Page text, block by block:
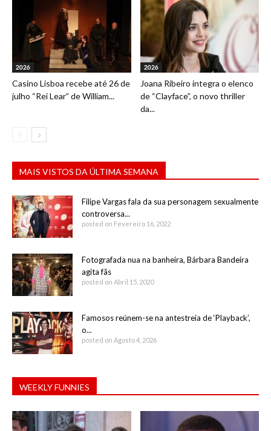
2026
Casino Lisboa recebe até 26 de
julho “Rei Lear” de William...
2026
Joana Ribeiro integra o elenco
de “Clayface”, o novo thriller
da...
MAIS VISTOS DA ÚLTIMA SEMANA
Filipe Vargas fala da sua personagem sexualmente
controversa...
posted on Fevereiro 16, 2022
Fotografada nua na banheira, Bárbara Bandeira
agita fãs
posted on Abril 15, 2020
Famosos reúnem-se na antestreia de ‘Playback’,
o...
posted on Agosto 4, 2026
WEEKLY FUNNIES